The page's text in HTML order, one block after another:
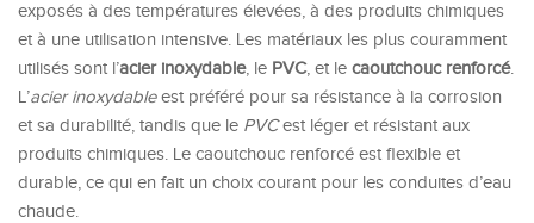
exposés à des températures élevées, à des produits chimiques
et à une utilisation intensive. Les matériaux les plus couramment
utilisés sont l’acier inoxydable, le PVC, et le caoutchouc renforcé.
L’acier inoxydableest préféré pour sa résistance à la corrosion
et sa durabilité, tandis que le PVCest léger et résistant aux
produits chimiques. Le caoutchouc renforcé est flexible et
durable, ce qui en fait un choix courant pour les conduites d’eau
chaude.